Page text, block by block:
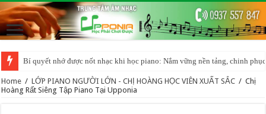
Bí quyết nhớ được nốt nhạc khi học piano: Nắm vững nền tảng, chinh
Home / LỚP PIANO NGƯỜI LỚN - CHỊ HOÀNG HỌC VIÊN XUẤT SẮC / Chị
Hoàng Rất Siêng Tập Piano Tại Upponia